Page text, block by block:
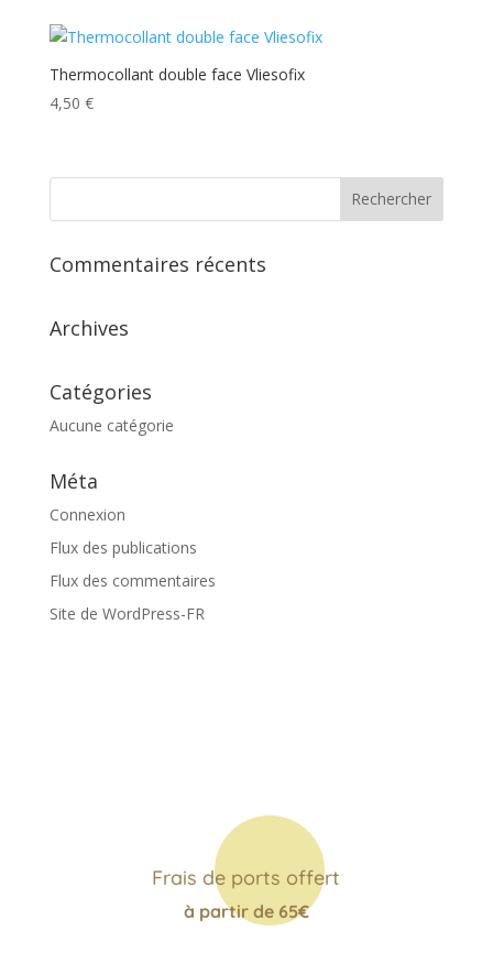
Thermocollant double face Vliesofix
4,50 €
Commentaires récents
Archives
Catégories
Aucune catégorie
Méta
Connexion
Flux des publications
Flux des commentaires
Site de WordPress-FR
Frais de ports offert
à partir de 65€